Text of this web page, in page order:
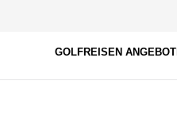
GOLFREISEN